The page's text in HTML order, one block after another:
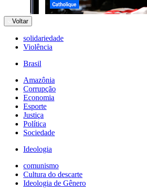
Voltar
solidariedade
Violência
Brasil
Amazônia
Corrupção
Economia
Esporte
Justiça
Política
Sociedade
Ideologia
comunismo
Cultura do descarte
Ideologia de Gênero